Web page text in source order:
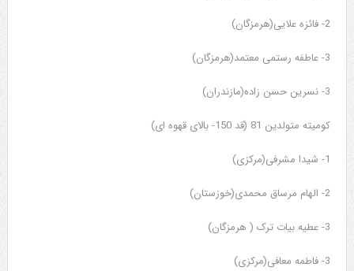
2- فائزه علایی(هرمزگان)
3- عاطفه رستمی معتمد(هرمزگان)
3- نسرین حسن زاده(مازندران)
کومیته متولدین 81 (قد 150- بالای قهوه ای)
1- شیدا مشرفی(مرکزی)
2- الهام مرساق محمدی(خوزستان)
3- عطیه بیات ترک ( هرمزگان)
3- فاطمه معافی(مرکزی)